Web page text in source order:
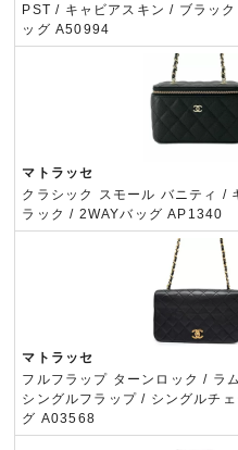
PST / キャビアスキン / ブラッ
ッグ A50994
マトラッセ
クラシック スモール バニティ /
ラック / 2WAYバッグ AP1340
マトラッセ
フルフラップ ターンロック / ラ
シングルフラップ / シングルチ
グ A03568